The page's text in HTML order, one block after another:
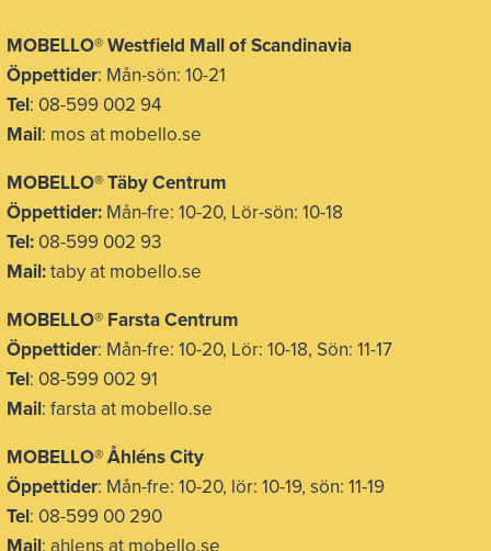
MOBELLO®Westfield Mall of Scandinavia
Öppettider: Mån-sön: 10-21
Tel: 08-599 002 94
Mail: mos at mobello.se
MOBELLO®Täby Centrum
Öppettider: Mån-fre: 10-20, Lör-sön: 10-18
Tel: 08-599 002 93
Mail:taby at mobello.se
MOBELLO® Farsta Centrum
Öppettider: Mån-fre: 10-20, Lör: 10-18, Sön: 11-17
Tel: 08-599 002 91
Mail: farsta at mobello.se
MOBELLO® Åhléns City
Öppettider: Mån-fre: 10-20, lör: 10-19, sön: 11-19
Tel: 08-599 00 290